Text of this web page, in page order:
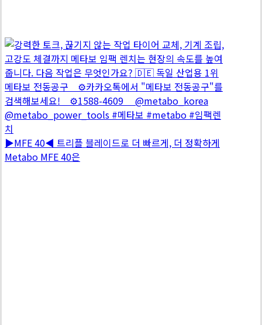
▶MFE 40◀ 트리플 블레이드로 더 빠르게, 더 정확하게
Metabo MFE 40은